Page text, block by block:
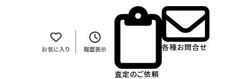
お気に入り 履歴表示
査定のご依頼
各種お問合せ